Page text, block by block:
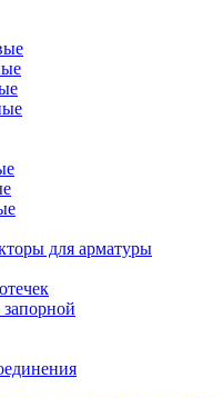
для арматуры